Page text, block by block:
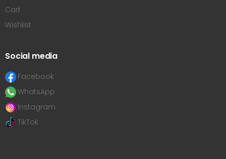
Cart
Wishlist
Social media
Facebook
WhatsApp
Instagram
TikTok